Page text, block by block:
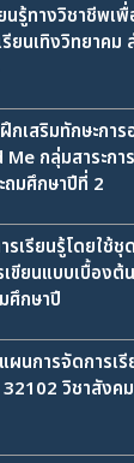
นรู้ทางวิชาชีพเ
ยนเทิงวิทยาคม
เสริมทักษะการ
กลุ่มสาระกา
ถมศึกษาปีที่ 2
เรียนรู้โดยใช้ชุ
ขียนแบบเบื้องต้
ศึกษาปี
นการจัดการเ
วิชาสังค